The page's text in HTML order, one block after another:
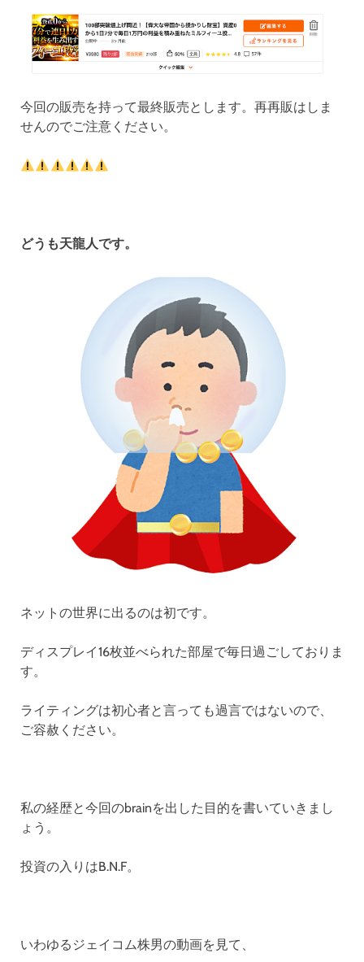
今回の販売を持って最終販売とします。再再販はしま
せんのでご注意ください。
どうも天龍人です。
ネットの世界に出るのは初です。
ディスプレイ16枚並べられた部屋で毎日過ごしておりま
す。
ライティングは初心者と言っても過言ではないので、
ご容赦ください。
私の経歴と今回のbrainを出した目的を書いていきまし
ょう。
投資の入りはB.N.F。
いわゆるジェイコム株男の動画を見て、